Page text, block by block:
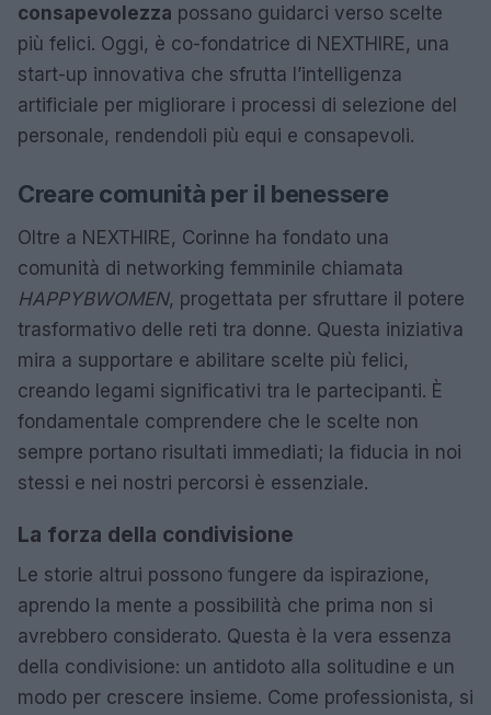
consapevolezza possano guidarci verso scelte
più felici. Oggi, è co-fondatrice di NEXTHIRE, una
start-up innovativa che sfrutta l’intelligenza
artificiale per migliorare i processi di selezione del
personale, rendendoli più equi e consapevoli.
Creare comunità per il benessere
Oltre a NEXTHIRE, Corinne ha fondato una
comunità di networking femminile chiamata
HAPPYBWOMEN, progettata per sfruttare il potere
trasformativo delle reti tra donne. Questa iniziativa
mira a supportare e abilitare scelte più felici,
creando legami significativi tra le partecipanti. È
fondamentale comprendere che le scelte non
sempre portano risultati immediati; la fiducia in noi
stessi e nei nostri percorsi è essenziale.
La forza della condivisione
Le storie altrui possono fungere da ispirazione,
aprendo la mente a possibilità che prima non si
avrebbero considerato. Questa è la vera essenza
della condivisione: un antidoto alla solitudine e un
modo per crescere insieme. Come professionista, si